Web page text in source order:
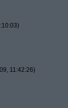
11:42:26)